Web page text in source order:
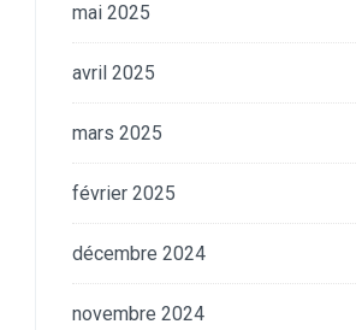
mai 2025
avril 2025
mars 2025
février 2025
décembre 2024
novembre 2024